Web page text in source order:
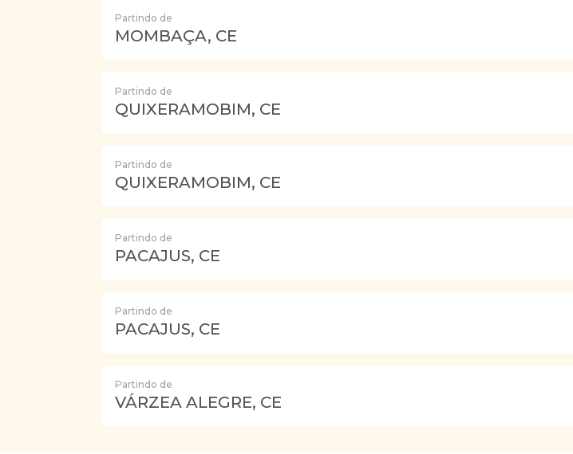
Partindo de
MOMBAÇA, CE
Partindo de
QUIXERAMOBIM, CE
Partindo de
QUIXERAMOBIM, CE
Partindo de
PACAJUS, CE
Partindo de
PACAJUS, CE
Partindo de
VÁRZEA ALEGRE, CE